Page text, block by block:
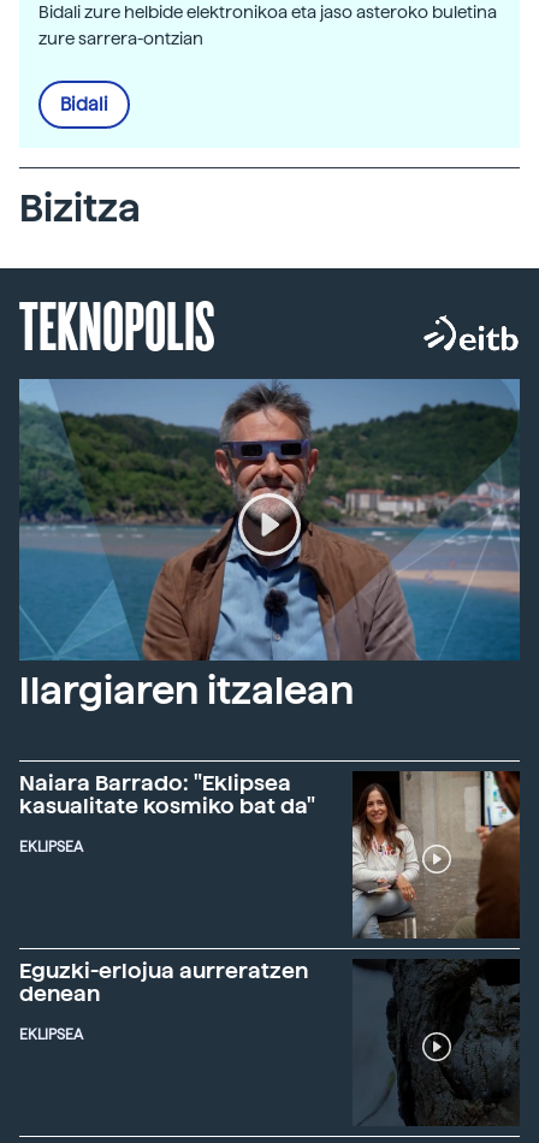
Bidali zure helbide elektronikoa eta jaso asteroko buletina
zure sarrera-ontzian
Bidali
Bizitza
TEKNOPOLIS
Ilargiaren itzalean
Naiara Barrado: "Eklipsea
kasualitate kosmiko bat da"
EKLIPSEA
Eguzki-erlojua aurreratzen
denean
EKLIPSEA